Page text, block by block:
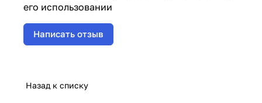
его использовании
Написать отзыв
Назад к списку